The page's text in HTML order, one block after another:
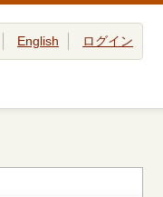
English ログイン